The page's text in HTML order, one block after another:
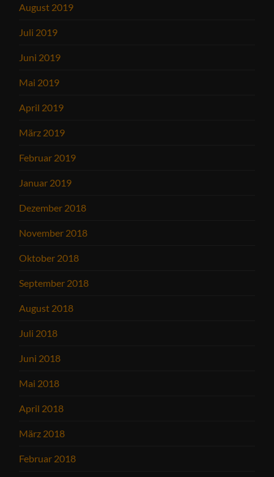
August 2019
Juli 2019
Juni 2019
Mai 2019
April 2019
März 2019
Februar 2019
Januar 2019
Dezember 2018
November 2018
Oktober 2018
September 2018
August 2018
Juli 2018
Juni 2018
Mai 2018
April 2018
März 2018
Februar 2018